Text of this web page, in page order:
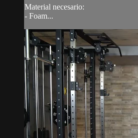
Material necesario:
- Foam...